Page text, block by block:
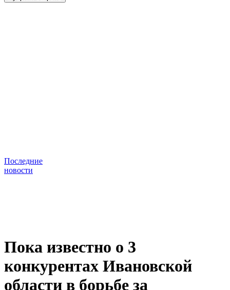
Последние
новости
Пока известно о 3
конкурентах Ивановской
области в борьбе за